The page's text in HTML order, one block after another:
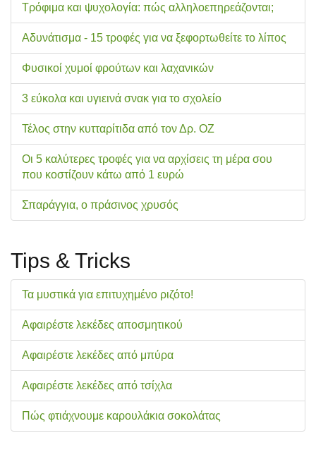
Τρόφιμα και ψυχολογία: πώς αλληλοεπηρεάζονται;
Αδυνάτισμα - 15 τροφές για να ξεφορτωθείτε το λίπος
Φυσικοί χυμοί φρούτων και λαχανικών
3 εύκολα και υγιεινά σνακ για το σχολείo
Τέλος στην κυτταρίτιδα από τον Δρ. ΟΖ
Οι 5 καλύτερες τροφές για να αρχίσεις τη μέρα σου
που κοστίζουν κάτω από 1 ευρώ
Σπαράγγια, ο πράσινος χρυσός
Tips & Tricks
Τα μυστικά για επιτυχημένο ριζότο!
Αφαιρέστε λεκέδες αποσμητικού
Αφαιρέστε λεκέδες από μπύρα
Αφαιρέστε λεκέδες από τσίχλα
Πώς φτιάχνουμε καρουλάκια σοκολάτας